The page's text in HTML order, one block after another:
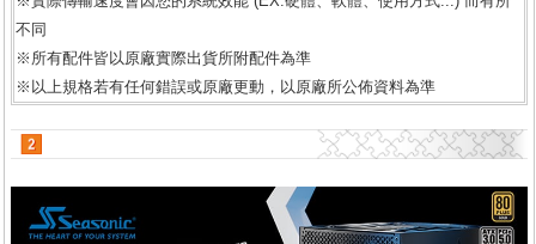
不同
※所有配件皆以原廠實際出貨所附配件為準
※以上規格若有任何錯誤或原廠更動，以原廠所公佈資料為準